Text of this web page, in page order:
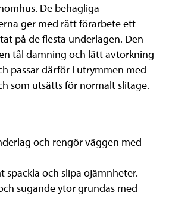
De behagliga
ger med rätt förarbete ett
på de flesta underlagen. Den
tål damning och lätt avtorkning
passar därför i utrymmen med
som utsätts för normalt slitage.
och rengör väggen med
spackla och slipa ojämnheter.
sugande ytor grundas med